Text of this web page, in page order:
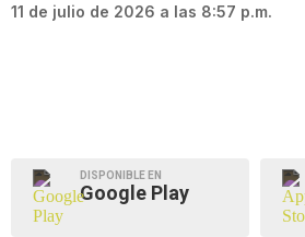
11 de julio de 2026 a las 8:57 p.m.
DISPONIBLE EN
Google Play